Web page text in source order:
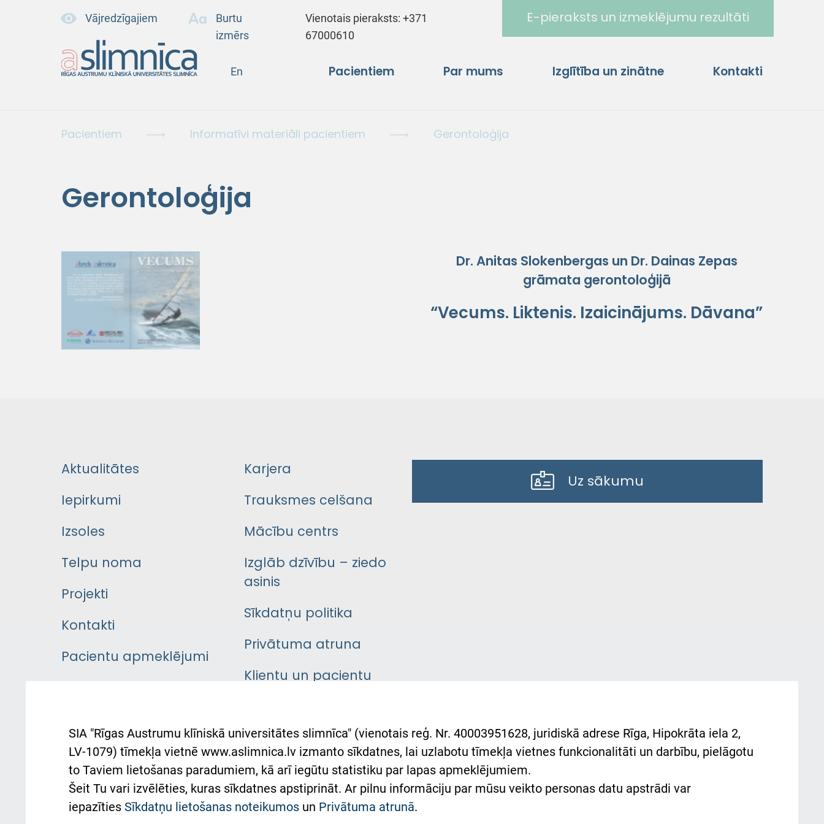
Vājredzīgajiem
Burtu
izmērs
Vienotais pieraksts:+371
67000610
E-pieraksts un izmeklējumu rezultāti
En Pacientiem Par mums Izglītība un zinātne Kontakti
Pacientiem Informatīvi materiāli pacientiem Gerontoloģija
Gerontoloģija
Dr. Anitas Slokenbergas un Dr. Dainas Zepas
grāmata gerontoloģijā
“Vecums. Liktenis. Izaicinājums. Dāvana”
Aktualitātes
Iepirkumi
Izsoles
Telpu noma
Projekti
Kontakti
Pacientu apmeklējumi
Pacienta
atsauksmju/sūdzību
iesniegšanas kārtība
Kā pie mums nokļūt
Karjera
Trauksmes celšana
Mācību centrs
Izglāb dzīvību – ziedo
asinis
Sīkdatņu politika
Privātuma atruna
Klientu un pacientu
Austrumu slimnīcas
atbalsts Ukrainai
Підтримка Східної лікарні
та співпраця з Україною
Uz sākumu
SIA "Rīgas Austrumu klīniskā universitātes slimnīca" (vienotais reģ. Nr. 40003951628, juridiskā adrese Rīga, Hipokrāta iela 2,
LV-1079) tīmekļa vietnē www.aslimnica.lv izmanto sīkdatnes, lai uzlabotu tīmekļa vietnes funkcionalitāti un darbību, pielāgotu
to Taviem lietošanas paradumiem, kā arī iegūtu statistiku par lapas apmeklējumiem.
Šeit Tu vari izvēlēties, kuras sīkdatnes apstiprināt. Ar pilnu informāciju par mūsu veikto personas datu apstrādi var
iepazīties Sīkdatņu lietošanas noteikumos un Privātuma atrunā.